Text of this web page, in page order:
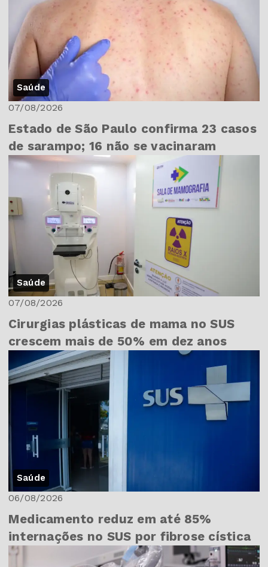
Saúde
07/08/2026
Estado de São Paulo confirma 23 casos
de sarampo; 16 não se vacinaram
Saúde
07/08/2026
Cirurgias plásticas de mama no SUS
crescem mais de 50% em dez anos
Saúde
06/08/2026
Medicamento reduz em até 85%
internações no SUS por fibrose cística